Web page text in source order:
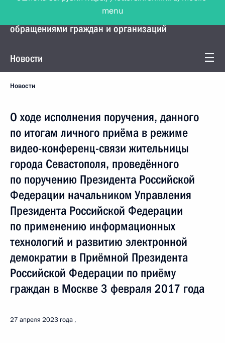
Управление Президента по работе с
обращениями граждан и организаций
Новости
Новости
О ходе исполнения поручения, данного
по итогам личного приёма в режиме
видео-конференц-связи жительницы
города Севастополя, проведённого
по поручению Президента Российской
Федерации начальником Управления
Президента Российской Федерации
по применению информационных
технологий и развитию электронной
демократии в Приёмной Президента
Российской Федерации по приёму
граждан в Москве 3 февраля 2017 года
27 апреля 2023 года
menu